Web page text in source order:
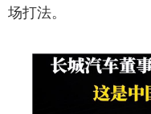
场打法。